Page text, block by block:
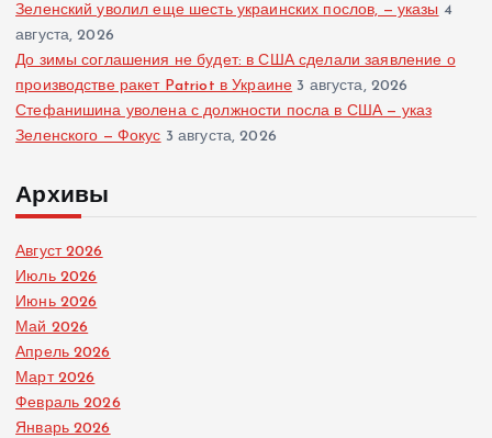
Зеленский уволил еще шесть украинских послов, — указы 4
августа, 2026
До зимы соглашения не будет: в США сделали заявление о
производстве ракет Patriot в Украине 3 августа, 2026
Стефанишина уволена с должности посла в США — указ
Зеленского — Фокус 3 августа, 2026
Архивы
Август 2026
Июль 2026
Июнь 2026
Май 2026
Апрель 2026
Март 2026
Февраль 2026
Январь 2026